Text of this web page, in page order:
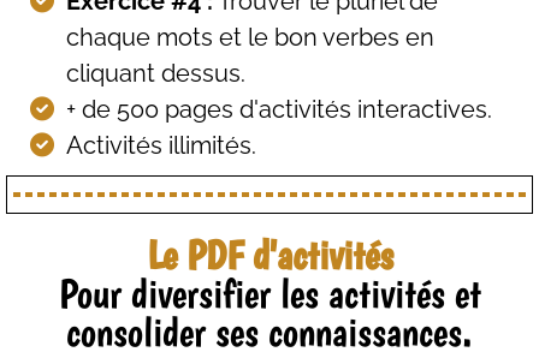
chaque mots et le bon verbes en
cliquant dessus.
+ de 500 pages d'activités interactives.
Activités illimités.
Le PDF d'activités
Pour diversifier les activités et
consolider ses connaissances.